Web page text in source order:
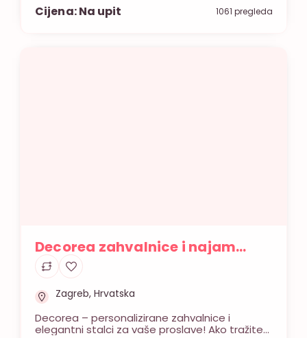
naša obitelj pretvara ljubav u jedinstvene
poklone i zahvalnice koje će uveličati vaše
Cijena: Na upit 1061 pregleda
Decorea zahvalnice i najam
stalka
Zagreb, Hrvatska
Decorea – personalizirane zahvalnice i
elegantni stalci za vaše proslave! Ako tražite